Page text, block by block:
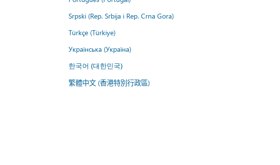
Srpski (Rep. Srbija i Rep. Crna Gora)
Türkçe (Türkiye)
Українська (Україна)
한국어 (대한민국)
繁體中文 (香港特別行政區)